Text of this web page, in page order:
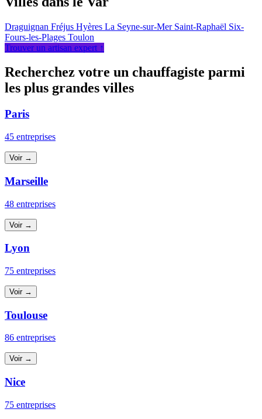
Draguignan Fréjus Hyères La Seyne-sur-Mer Saint-Raphaël Six-
Fours-les-Plages Toulon
Trouver un artisan expert ↑
Recherchez votre un chauffagiste parmi
les plus grandes villes
Paris
45 entreprises
Voir →
Marseille
48 entreprises
Voir →
Lyon
75 entreprises
Voir →
Toulouse
86 entreprises
Voir →
Nice
75 entreprises